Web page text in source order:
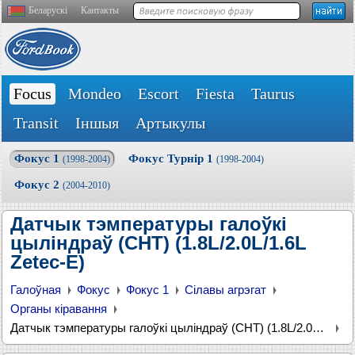
Беларускі Кантакты
Focus Mondeo Escort Fiesta
Taurus
Transit
Іншыя Артыкулы
Фокус 1 (1998-2004) Фокус Турнір 1 (1998-2004)
Фокус 2 (2004-2010)
Датчык тэмпературы галоўкі
цыліндраў (СНТ) (1.8L/2.0L/1.6L
Zetec-E)
Галоўная Фокус Фокус 1
Сілавы агрэгат
Органы кіравання
Датчык тэмпературы галоўкі цыліндраў (СНТ) (1.8L/2.0L/1.6L Zetec-E)